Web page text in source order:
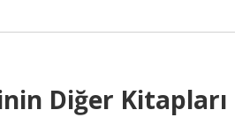
Diğer Kitapları